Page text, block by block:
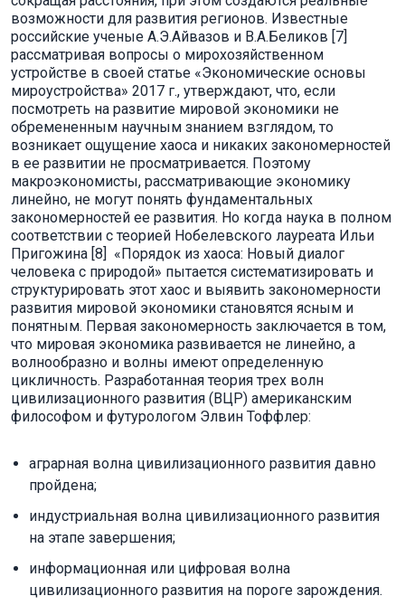
возможности для развития регионов. Известные
российские ученые А.Э.Айвазов и В.А.Беликов [7]
рассматривая вопросы о мирохозяйственном
устройстве в своей статье «Экономические основы
мироустройства» 2017 г., утверждают, что, если
посмотреть на развитие мировой экономики не
обремененным научным знанием взглядом, то
возникает ощущение хаоса и никаких закономерностей
в ее развитии не просматривается. Поэтому
макроэкономисты, рассматривающие экономику
линейно, не могут понять фундаментальных
закономерностей ее развития. Но когда наука в полном
соответствии с теорией Нобелевского лауреата Ильи
Пригожина [8] «Порядок из хаоса: Новый диалог
человека с природой» пытается систематизировать и
структурировать этот хаос и выявить закономерности
развития мировой экономики становятся ясным и
понятным. Первая закономерность заключается в том,
что мировая экономика развивается не линейно, а
волнообразно и волны имеют определенную
цикличность. Разработанная теория трех волн
цивилизационного развития (ВЦР) американским
философом и футурологом Элвин Тоффлер:
аграрная волна цивилизационного развития давно
пройдена;
индустриальная волна цивилизационного развития
на этапе завершения;
информационная или цифровая волна
цивилизационного развития на пороге зарождения.